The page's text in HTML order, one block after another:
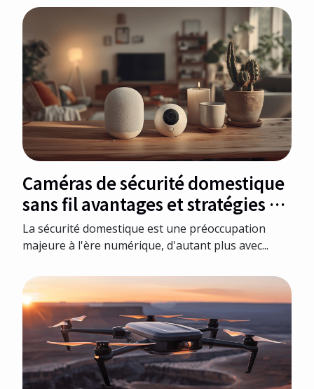
Caméras de sécurité domestique
sans fil avantages et stratégies de
placement pour une sécurité
optimale
La sécurité domestique est une préoccupation
majeure à l'ère numérique, d'autant plus avec...